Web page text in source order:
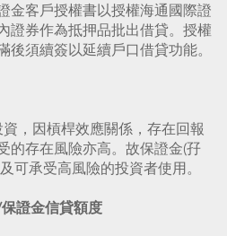
金客戶授權書以授權海通國際證
證券作為抵押品批出借貸。授權
須續簽以延續戶口借貸功能。
，因槓桿效應關係，存在回報
的存在風險亦高。故保證金(孖
可承受高風險的投資者使用。
證金信貸額度